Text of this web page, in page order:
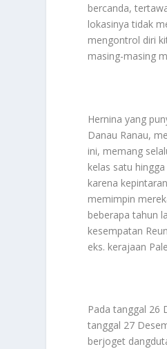
bercanda,
lokasinya tidak
mengontrol diri
masing-masing
Hernina yang
Danau Ranau,
ini, memang
kelas satu
karena
memimpin
beberapa tahun
kesempatan
eks. kerajaan
Pada tanggal 26
tanggal 27
berjoget